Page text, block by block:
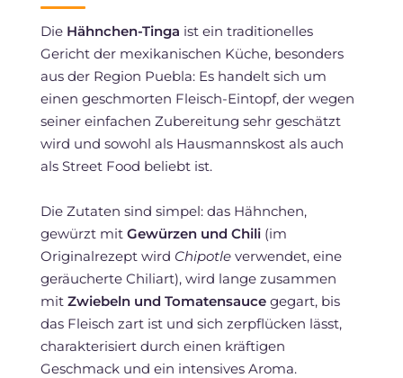
Die Hähnchen-Tinga ist ein traditionelles
Gericht der mexikanischen Küche, besonders
aus der Region Puebla: Es handelt sich um
einen geschmorten Fleisch-Eintopf, der wegen
seiner einfachen Zubereitung sehr geschätzt
wird und sowohl als Hausmannskost als auch
als Street Food beliebt ist.
Die Zutaten sind simpel: das Hähnchen,
gewürzt mit Gewürzen und Chili(im
Originalrezept wird Chipotleverwendet, eine
geräucherte Chiliart), wird lange zusammen
mit Zwiebeln und Tomatensaucegegart, bis
das Fleisch zart ist und sich zerpflücken lässt,
charakterisiert durch einen kräftigen
Geschmack und ein intensives Aroma.